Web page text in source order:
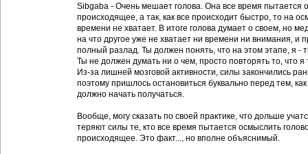
Sibgaba - Очень мешает голова. Она все время пытается
происходящее, а так, как все происходит быстро, то на
времени не хватает. В итоге голова думает о своем, но
на что другое уже не хватает ни времени ни внимания, и
полный разлад. Ты должен понять, что на этом этапе, я -
Ты не должен думать ни о чем, просто повторять то, что я
Из-за лишней мозговой активности, силы закончились
поэтому пришлось остановиться буквально перед тем, как
должно начать получаться.
Вообще, могу сказать по своей практике, что дольше
теряют силы те, кто все время пытается осмыслить
происходящее. Это факт..., но вполне объяснимый.